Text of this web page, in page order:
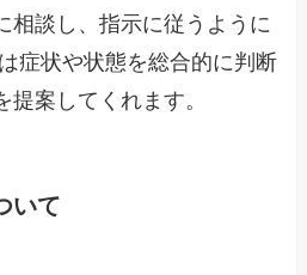
相談し、指示に従うように
症状や状態を総合的に判断
提案してくれます。
いて